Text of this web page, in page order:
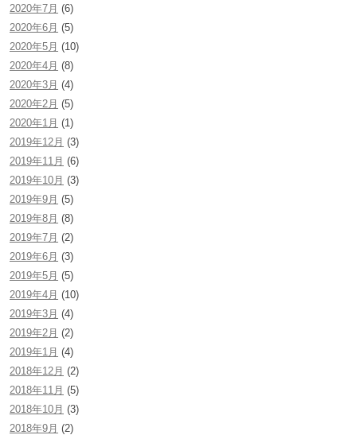
2020年7月 (6)
2020年6月 (5)
2020年5月 (10)
2020年4月 (8)
2020年3月 (4)
2020年2月 (5)
2020年1月 (1)
2019年12月 (3)
2019年11月 (6)
2019年10月 (3)
2019年9月 (5)
2019年8月 (8)
2019年7月 (2)
2019年6月 (3)
2019年5月 (5)
2019年4月 (10)
2019年3月 (4)
2019年2月 (2)
2019年1月 (4)
2018年12月 (2)
2018年11月 (5)
2018年10月 (3)
2018年9月 (2)